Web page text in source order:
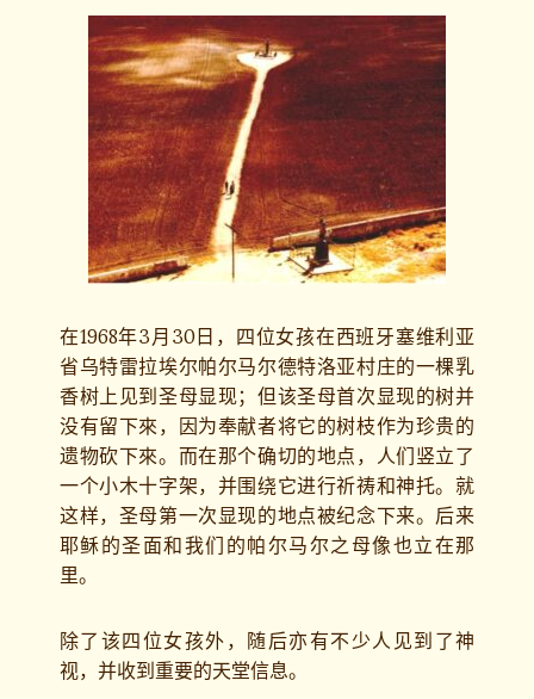
在1968年3月30日，四位女孩在西班牙塞维利亚
省乌特雷拉埃尔帕尔马尔德特洛亚村庄的一棵乳
香树上见到圣母显现；但该圣母首次显现的树并
没有留下來，因为奉献者将它的树枝作为珍贵的
遗物砍下來。而在那个确切的地点，人们竖立了
一个小木十字架，并围绕它进行祈祷和神托。就
这样，圣母第一次显现的地点被纪念下来。后来
耶稣的圣面和我们的帕尔马尔之母像也立在那
里。
除了该四位女孩外，随后亦有不少人见到了神
视，并收到重要的天堂信息。